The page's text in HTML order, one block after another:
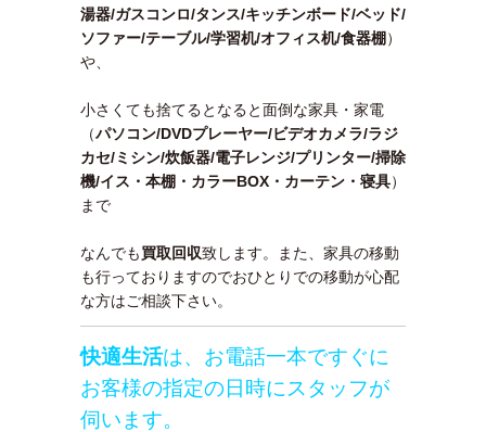
湯器/ガスコンロ/タンス/キッチンボード/ベッド/
ソファー/テーブル/学習机/オフィス机/食器棚 ）
や、
小さくても捨てるとなると面倒な家具・家電
（パソコン/DVDプレーヤー/ビデオカメラ/ラジ
カセ/ミシン/炊飯器/電子レンジ/プリンター/掃除
機/イス・本棚・カラーBOX・カーテン・寝具）
まで
なんでも買取回収致します。また、家具の移動
も行っておりますのでおひとりでの移動が心配
な方はご相談下さい。
快適生活は、お電話一本ですぐに
お客様の指定の日時にスタッフが
伺います。